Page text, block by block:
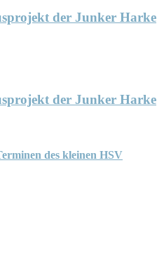
der Junker Harke
der Junker Harke
des kleinen HSV